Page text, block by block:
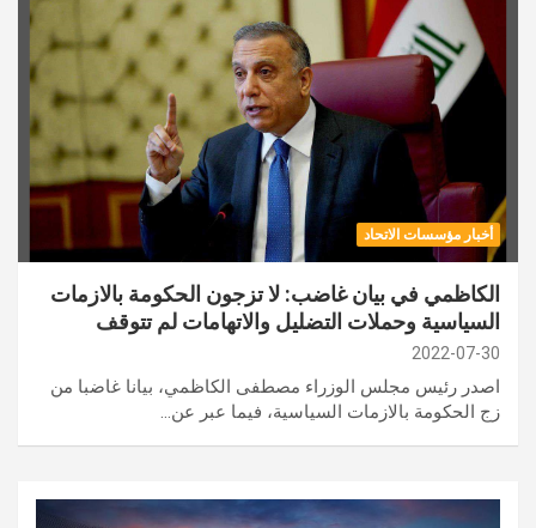
أخبار مؤسسات الاتحاد
الكاظمي في بيان غاضب: لا تزجون الحكومة بالازمات
السياسية وحملات التضليل والاتهامات لم تتوقف
2022-07-30
اصدر رئيس مجلس الوزراء مصطفى الكاظمي، بيانا غاضبا من
زج الحكومة بالازمات السياسية، فيما عبر عن…